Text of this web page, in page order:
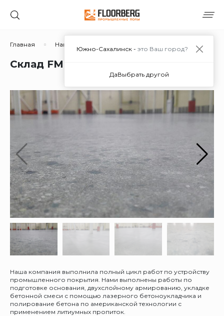
Главная Наши работы
Склад FM Logistic
Наша компания выполнила полный цикл работ по устройству
промышленного покрытия. Нами выполнены работы по
подготовке основания, двухслойному армированию, укладке
бетонной смеси с помощью лазерного бетоноукладчика и
полирование бетона по американской технологии с
применением литиумных пропиток.
Южно-Сахалинск - это Ваш город?
ДаВыбрать другой